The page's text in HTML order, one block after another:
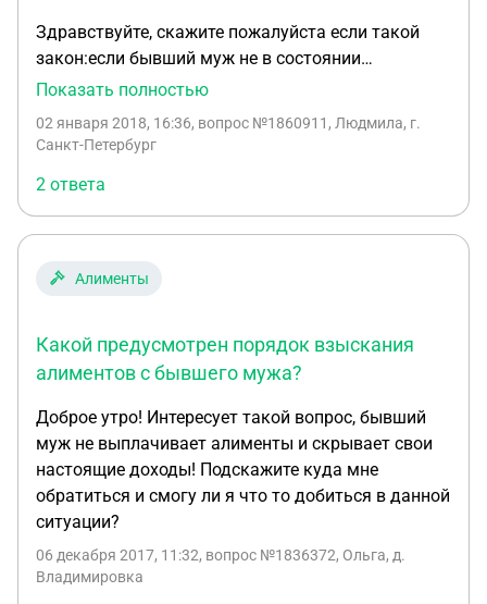
Здравствуйте, скажите пожалуйста если такой
закон:если бывший муж не в состоянии
оплачивать на 2 детей несовершеннолетних
выплачивать за него алименты? Спасибо
Показать полностью
02 января 2018, 16:36, вопрос №1860911, Людмила, г.
Санкт-Петербург
2 ответа
Алименты
Какой предусмотрен порядок взыскания
алиментов с бывшего мужа?
Доброе утро! Интересует такой вопрос, бывший
муж не выплачивает алименты и скрывает свои
настоящие доходы! Подскажите куда мне
обратиться и смогу ли я что то добиться в данной
ситуации?
06 декабря 2017, 11:32, вопрос №1836372, Ольга, д.
Владимировка